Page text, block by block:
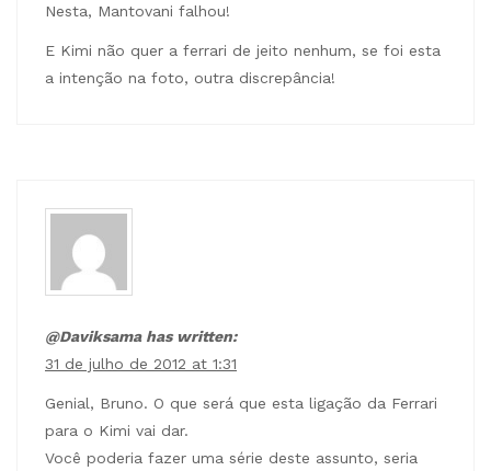
Nesta, Mantovani falhou!
E Kimi não quer a ferrari de jeito nenhum, se foi esta
a intenção na foto, outra discrepância!
@Daviksama has written:
31 de julho de 2012 at 1:31
Genial, Bruno. O que será que esta ligação da Ferrari
para o Kimi vai dar.
Você poderia fazer uma série deste assunto, seria